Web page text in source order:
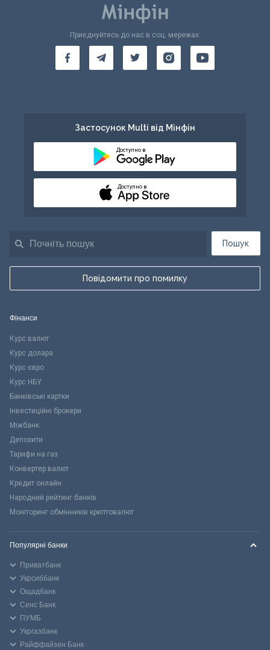
Пошук
Повідомити про помилку
Приєднуйтесь до нас в соц. мережах:
Застосунок Multi від Мінфін
Доступно в
Доступно в
Фінанси
Курс валют
Курс долара
Курс євро
Курс НБУ
Банківські картки
Інвестиційні брокери
Міжбанк
Депозити
Тарифи на газ
Конвертер валют
Кредит онлайн
Народний рейтинг банків
Моніторинг обмінників криптовалют
Популярні банки
Приватбанк
Укрсиббанк
Ощадбанк
Сенс Банк
ПУМБ
Укргазбанк
Райффайзен Банк